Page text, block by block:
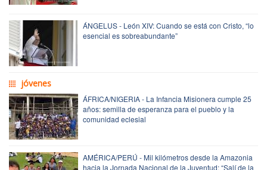
ÁNGELUS - León XIV: Cuando se está con Cristo, “lo
esencial es sobreabundante”
jóvenes
ÁFRICA/NIGERIA - La Infancia Misionera cumple 25
años: semilla de esperanza para el pueblo y la
comunidad eclesial
AMÉRICA/PERÚ - Mil kilómetros desde la Amazonia
hacia la Jornada Nacional de la Juventud: “Salí de la